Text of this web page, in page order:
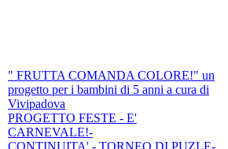
" FRUTTA COMANDA COLORE!" un
progetto per i bambini di 5 anni a cura di
Vivipadova
PROGETTO FESTE - E'
CARNEVALE!-